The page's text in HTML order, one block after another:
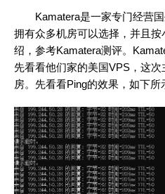
Kamatera是一家专门经营
拥有众多机房可以选择，并且
绍，参考Kamatera测评。
先看看他们家的美国VPS，这
房。先看看Ping的效果，如下所